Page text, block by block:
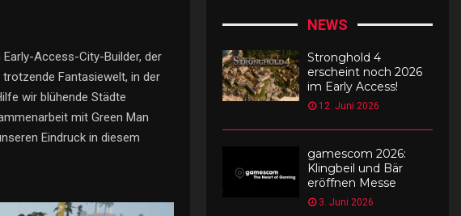
Access-City-Builder, der
Fantasiewelt, in der
wir blühende Städte
mit Green Man
Eindruck in diesem
NEWS
Stronghold 4
erscheint noch 2026
im Early Access!
12. Juni 2026
gamescom 2026:
Klingbeil und Bär
eröffnen Messe
3. Juni 2026